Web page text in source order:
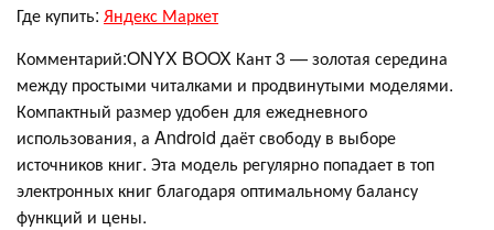
Где купить: Яндекс Маркет
Комментарий:ONYX BOOX Кант 3 — золотая середина
между простыми читалками и продвинутыми моделями.
Компактный размер удобен для ежедневного
использования, а Android даёт свободу в выборе
источников книг. Эта модель регулярно попадает в топ
электронных книг благодаря оптимальному балансу
функций и цены.